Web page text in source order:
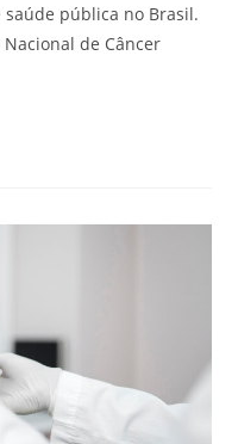
pública no Brasil.
de Câncer